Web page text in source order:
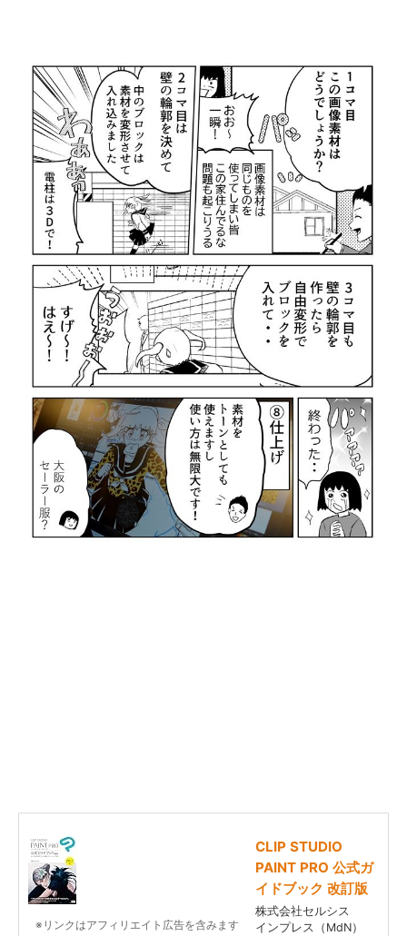
※リンクはアフィリエイト広告を含みます
CLIP STUDIO
PAINT PRO 公式ガ
イドブック 改訂版
株式会社セルシス
インプレス（MdN）